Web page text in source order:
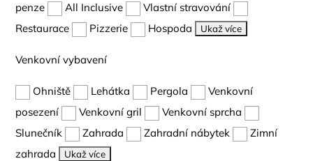
penze
All Inclusive
Vlastní stravování
Restaurace
Pizzerie Hospoda Ukaž více
Venkovní vybavení
Ohniště Lehátka Pergola
Venkovní
posezení
Venkovní gril
Venkovní sprcha
Slunečník
Zahrada Zahradní nábytek
Zimní
zahrada
Ukaž více